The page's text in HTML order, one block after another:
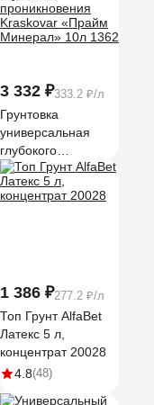
3 332 ₽333.2 ₽/л
Грунтовка
универсальная
глубокого
проникновения
Kraskovar «Прайм
Минерал» 10л 1362
1 386 ₽277.2 ₽/л
Топ Грунт AlfaBet
Латекс 5 л,
концентрат 20028
4.8(48)